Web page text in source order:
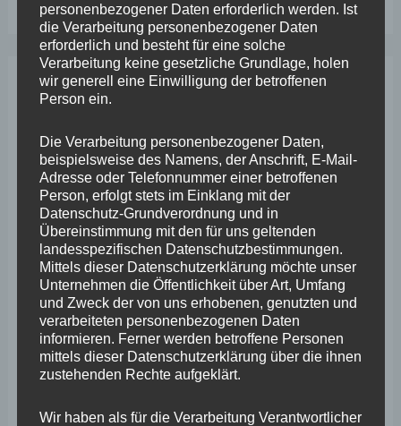
Archiv
April 2026
März 2026
Februar 2026
Januar 2026
Dezember 2025
November 2025
Oktober 2025
September 2025
August 2025
personenbezogener Daten erforderlich werden. Ist
die Verarbeitung personenbezogener Daten
erforderlich und besteht für eine solche
Verarbeitung keine gesetzliche Grundlage, holen
wir generell eine Einwilligung der betroffenen
Person ein.
Die Verarbeitung personenbezogener Daten,
beispielsweise des Namens, der Anschrift, E-Mail-
Adresse oder Telefonnummer einer betroffenen
Person, erfolgt stets im Einklang mit der
Datenschutz-Grundverordnung und in
Übereinstimmung mit den für uns geltenden
landesspezifischen Datenschutzbestimmungen.
Mittels dieser Datenschutzerklärung möchte unser
Unternehmen die Öffentlichkeit über Art, Umfang
und Zweck der von uns erhobenen, genutzten und
verarbeiteten personenbezogenen Daten
informieren. Ferner werden betroffene Personen
mittels dieser Datenschutzerklärung über die ihnen
zustehenden Rechte aufgeklärt.
Wir haben als für die Verarbeitung Verantwortlicher